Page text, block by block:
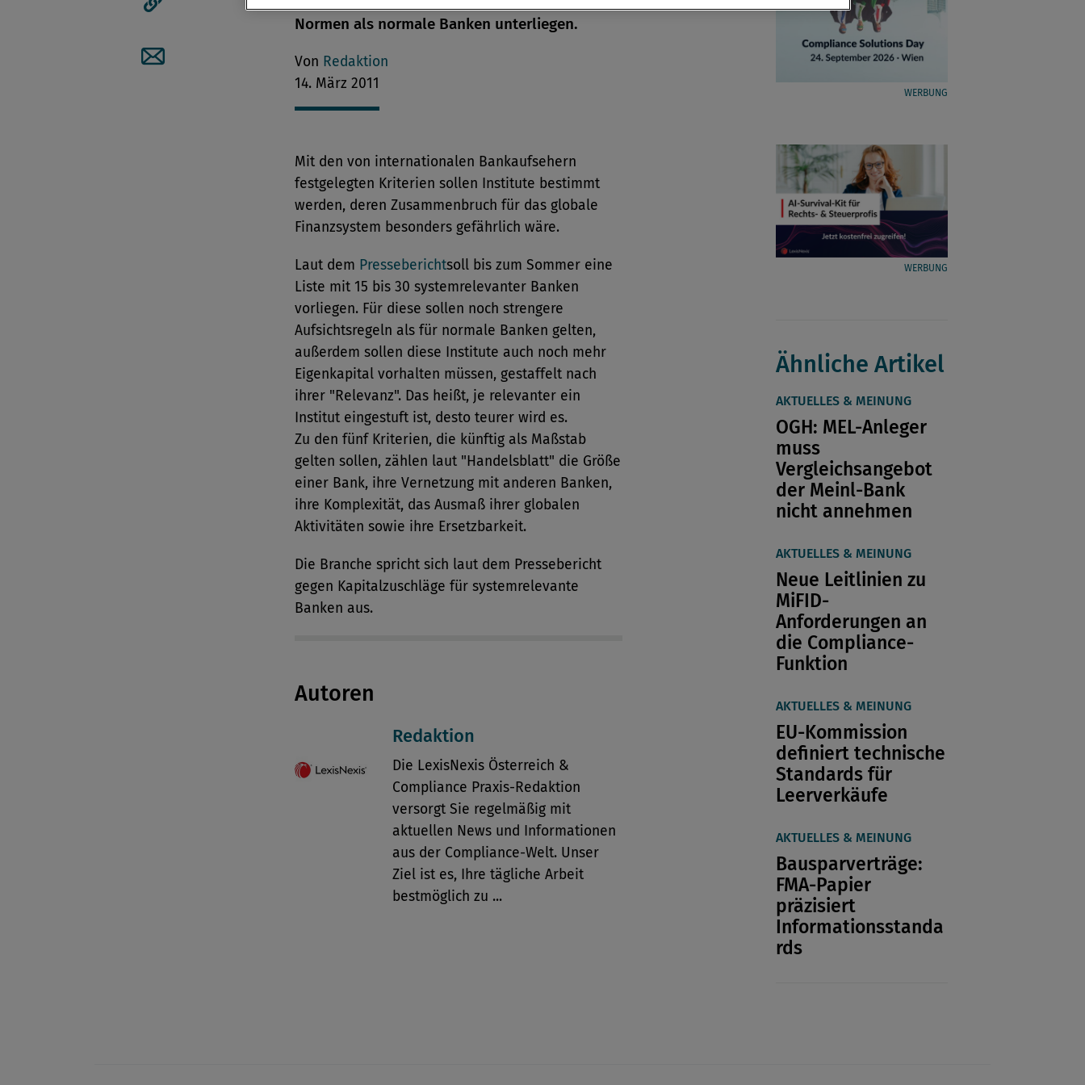
Artikellink kopieren
Artikel per Mail teilen
Normen als normale Banken unterliegen.
Von Redaktion
14. März 2011
Mit den von internationalen Bankaufsehern
festgelegten Kriterien sollen Institute bestimmt
werden, deren Zusammenbruch für das globale
Finanzsystem besonders gefährlich wäre.
Laut dem Presseberichtsoll bis zum Sommer eine
Liste mit 15 bis 30 systemrelevanter Banken
vorliegen. Für diese sollen noch strengere
Aufsichtsregeln als für normale Banken gelten,
außerdem sollen diese Institute auch noch mehr
Eigenkapital vorhalten müssen, gestaffelt nach
ihrer "Relevanz". Das heißt, je relevanter ein
Institut eingestuft ist, desto teurer wird es.
Zu den fünf Kriterien, die künftig als Maßstab
gelten sollen, zählen laut "Handelsblatt" die Größe
einer Bank, ihre Vernetzung mit anderen Banken,
ihre Komplexität, das Ausmaß ihrer globalen
Aktivitäten sowie ihre Ersetzbarkeit.
Die Branche spricht sich laut dem Pressebericht
gegen Kapitalzuschläge für systemrelevante
Banken aus.
Autoren
Redaktion
Die LexisNexis Österreich &
Compliance Praxis-Redaktion
versorgt Sie regelmäßig mit
aktuellen News und Informationen
aus der Compliance-Welt. Unser
Ziel ist es, Ihre tägliche Arbeit
bestmöglich zu ...
WERBUNG
WERBUNG
Ähnliche Artikel
AKTUELLES & MEINUNG
OGH: MEL-Anleger
muss
Vergleichsangebot
der Meinl-Bank
nicht annehmen
AKTUELLES & MEINUNG
Neue Leitlinien zu
MiFID-
Anforderungen an
die Compliance-
Funktion
AKTUELLES & MEINUNG
EU-Kommission
definiert technische
Standards für
Leerverkäufe
AKTUELLES & MEINUNG
Bausparverträge:
FMA-Papier
präzisiert
Informationsstanda
rds